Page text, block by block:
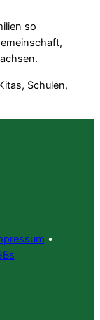
so
Schulen,
•